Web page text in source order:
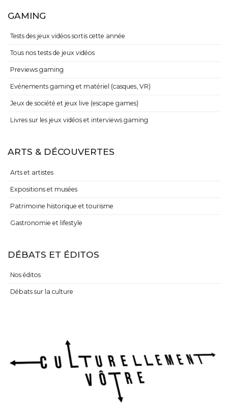
GAMING
Tests des jeux vidéos sortis cette année
Tous nos tests de jeux vidéos
Previews gaming
Evénements gaming et matériel (casques, VR)
Jeux de société et jeux live (escape games)
Livres sur les jeux vidéos et interviews gaming
ARTS & DÉCOUVERTES
Arts et artistes
Expositions et musées
Patrimoine historique et tourisme
Gastronomie et lifestyle
DÉBATS ET ÉDITOS
Nos éditos
Débats sur la culture